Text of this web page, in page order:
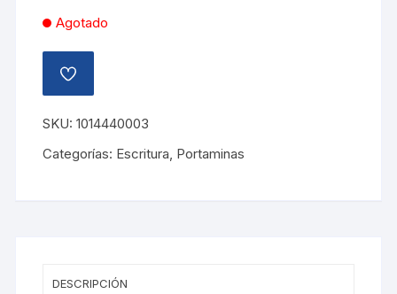
Agotado
AÑADIR
A
LISTA
DE
DESEOS
SKU:1014440003
Categorías: Escritura, Portaminas
DESCRIPCIÓN